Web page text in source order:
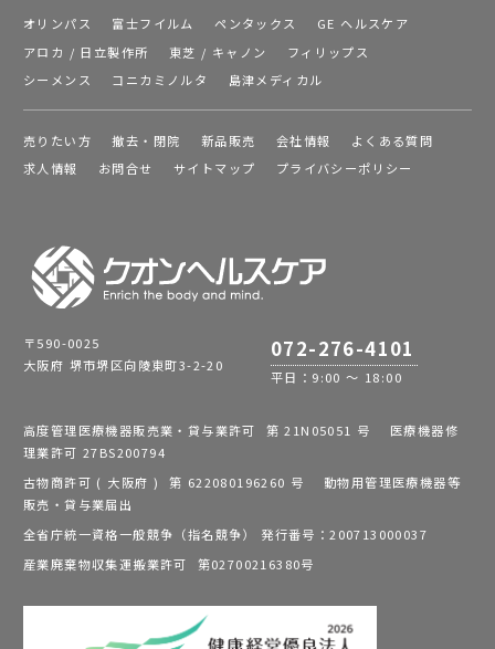
オリンパス 富士フイルム ペンタックス
GE ヘルスケア
アロカ / 日立製作所
東芝 / キャノン
フィリップス
シーメンス
コニカミノルタ 島津メディカル
売りたい方 撤去・閉院 新品販売 会社情報
よくある質問
求人情報
お問合せ サイトマップ プライバシーポリシー
〒590-0025
大阪府 堺市堺区向陵東町3-2-20
072-276-4101
平日：9:00 ～ 18:00
高度管理医療機器販売業・貸与業許可 第 21N05051 号 医療機器修
理業許可 27BS200794
古物商許可 ( 大阪府 ) 第 622080196260 号 動物用管理医療機器等
販売・貸与業届出
全省庁統一資格一般競争（指名競争） 発行番号：200713000037
産業廃棄物収集運搬業許可 第02700216380号